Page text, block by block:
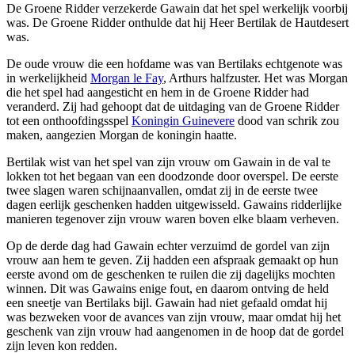
De Groene Ridder verzekerde Gawain dat het spel werkelijk voorbij
was. De Groene Ridder onthulde dat hij Heer Bertilak de Hautdesert
was.
De oude vrouw die een hofdame was van Bertilaks echtgenote was
in werkelijkheid Morgan le Fay, Arthurs halfzuster. Het was Morgan
die het spel had aangesticht en hem in de Groene Ridder had
veranderd. Zij had gehoopt dat de uitdaging van de Groene Ridder
tot een onthoofdingsspel Koningin Guinevere dood van schrik zou
maken, aangezien Morgan de koningin haatte.
Bertilak wist van het spel van zijn vrouw om Gawain in de val te
lokken tot het begaan van een doodzonde door overspel. De eerste
twee slagen waren schijnaanvallen, omdat zij in de eerste twee
dagen eerlijk geschenken hadden uitgewisseld. Gawains ridderlijke
manieren tegenover zijn vrouw waren boven elke blaam verheven.
Op de derde dag had Gawain echter verzuimd de gordel van zijn
vrouw aan hem te geven. Zij hadden een afspraak gemaakt op hun
eerste avond om de geschenken te ruilen die zij dagelijks mochten
winnen. Dit was Gawains enige fout, en daarom ontving de held
een sneetje van Bertilaks bijl. Gawain had niet gefaald omdat hij
was bezweken voor de avances van zijn vrouw, maar omdat hij het
geschenk van zijn vrouw had aangenomen in de hoop dat de gordel
zijn leven kon redden.